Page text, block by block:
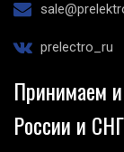
prelectro_ru
Принимаем
России и СНГ